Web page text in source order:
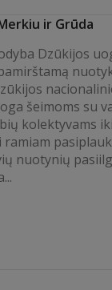
ir Grūda
Dzūkijos
šeimoms su
kolektyvams
nuotynių